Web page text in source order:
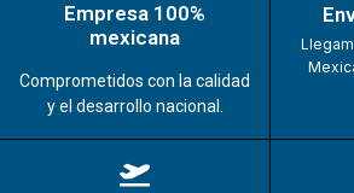
Empresa 100%
mexicana
Comprometidos con la calidad
y el desarrollo nacional.